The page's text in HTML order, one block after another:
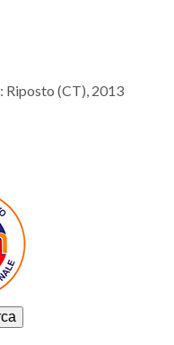
: Riposto (CT), 2013